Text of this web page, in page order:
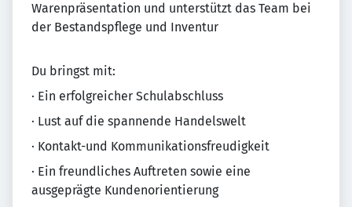
Warenpräsentation und unterstützt das Team bei
der Bestandspflege und Inventur
Du bringst mit:
· Ein erfolgreicher Schulabschluss
· Lust auf die spannende Handelswelt
· Kontakt-und Kommunikationsfreudigkeit
· Ein freundliches Auftreten sowie eine
ausgeprägte Kundenorientierung